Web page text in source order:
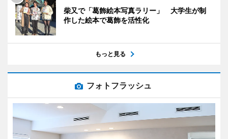
柴又で「葛飾絵本写真ラリー」 大学生が制
作した絵本で葛飾を活性化
もっと見る
フォトフラッシュ